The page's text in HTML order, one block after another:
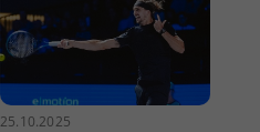
25.10.2025